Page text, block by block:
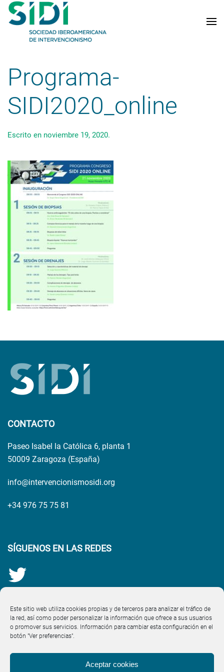
Este sitio web utiliza cookies propias y de terceros para analizar el tráfico de
la red, así como poder personalizar la información que ofrece a sus usuarios
o promover sus servicios. Información para cambiar esta configuración en el
botón "Ver preferencias".
Aceptar cookies
Skip to main content
Programa-
SIDI2020_online
Escrito en noviembre 19, 2020.
CONTACTO
Paseo Isabel la Católica 6, planta 1
50009 Zaragoza (España)
info@intervencionismosidi.org
+34 976 75 75 81
SÍGUENOS EN LAS REDES